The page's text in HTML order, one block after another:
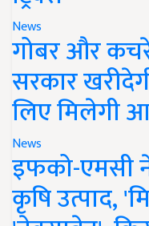
News
गोबर और
सरकार
लिए मिलेगी
News
इफको-एमसी
कृषि उत्पाद,